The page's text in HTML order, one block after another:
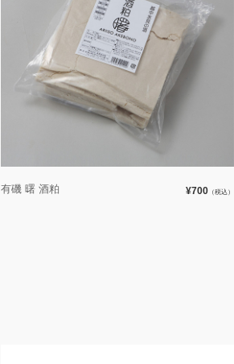
有磯 曙 酒粕 ¥700 （税込）